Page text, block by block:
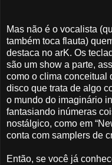
Mas não é o vocalista
também toca flauta)
destaca no arK. Os
são um show a parte,
como o clima conceitual
disco que trata de algo
o mundo do imaginário
fantasiando inúmeras
nostálgico, como em
conta com samplers de
Então, se você já